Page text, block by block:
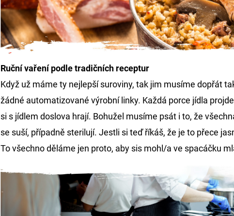
Ruční vařenípodle tradičních receptur
Když už máme ty nejlepší suroviny, tak jim musíme dopřát
žádné automatizované výrobní linky. Každá porce jídla
si s jídlem doslova hrají. Bohužel musíme psát i to, že
se suší, případně sterilují. Jestli si teď říkáš, že je to přece
To všechno děláme jen proto, aby sis mohl/a ve spacáčku